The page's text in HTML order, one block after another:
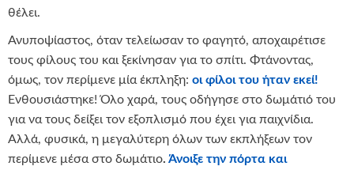
θέλει.
Ανυποψίαστος, όταν τελείωσαν το φαγητό, αποχαιρέτισε
τους φίλους του και ξεκίνησαν για το σπίτι. Φτάνοντας,
όμως, τον περίμενε μία έκπληξη: οι φίλοι του ήταν εκεί!
Ενθουσιάστηκε! Όλο χαρά, τους οδήγησε στο δωμάτιό του
για να τους δείξει τον εξοπλισμό που έχει για παιχνίδια.
Αλλά, φυσικά, η μεγαλύτερη όλων των εκπλήξεων τον
περίμενε μέσα στο δωμάτιο. Άνοιξε την πόρτα και